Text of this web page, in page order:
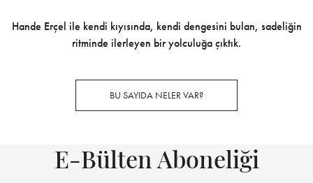
Hande Erçel ile kendi kıyısında, kendi dengesini bulan, sadeliğin
ritminde ilerleyen bir yolculuğa çıktık.
BU SAYIDA NELER VAR?
E-Bülten Aboneliği